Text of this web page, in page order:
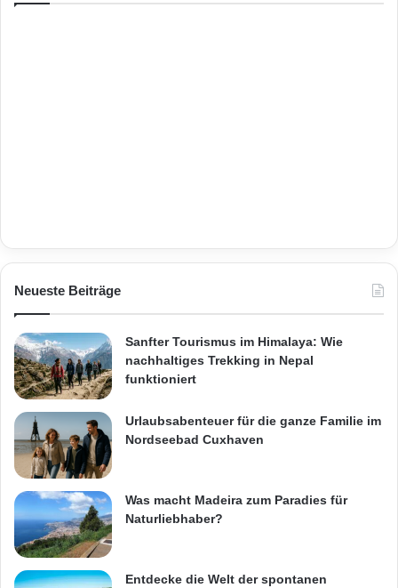
Neueste Beiträge
Sanfter Tourismus im Himalaya: Wie
nachhaltiges Trekking in Nepal
funktioniert
Urlaubsabenteuer für die ganze Familie im
Nordseebad Cuxhaven
Was macht Madeira zum Paradies für
Naturliebhaber?
Entdecke die Welt der spontanen